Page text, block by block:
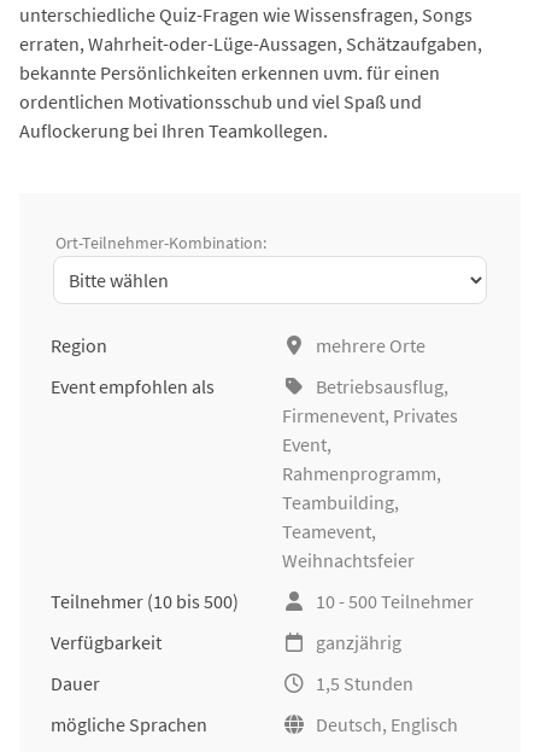
unterschiedliche Quiz-Fragen wie Wissensfragen, Songs
erraten, Wahrheit-oder-Lüge-Aussagen, Schätzaufgaben,
bekannte Persönlichkeiten erkennen uvm. für einen
ordentlichen Motivationsschub und viel Spaß und
Auflockerung bei Ihren Teamkollegen.
Ort-Teilnehmer-Kombination:
Region
mehrere Orte
Event empfohlen als
Betriebsausflug,
Firmenevent, Privates
Event,
Rahmenprogramm,
Teambuilding,
Teamevent,
Weihnachtsfeier
Teilnehmer (10 bis 500)
10 - 500 Teilnehmer
Verfügbarkeit
ganzjährig
Dauer
1,5 Stunden
mögliche Sprachen
Deutsch, Englisch